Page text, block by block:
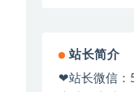
站长简介
❤站长微信：